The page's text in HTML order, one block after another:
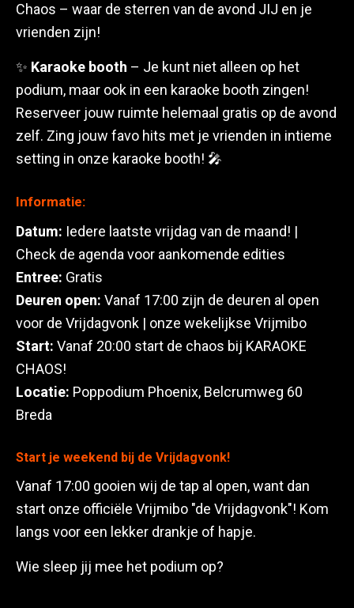
Chaos – waar de sterren van de avond JIJ en je
vrienden zijn!
✨ Karaoke booth – Je kunt niet alleen op het
podium, maar ook in een karaoke booth zingen!
Reserveer jouw ruimte helemaal gratis op de avond
zelf. Zing jouw favo hits met je vrienden in intieme
setting in onze karaoke booth! 🎤
Informatie:
Datum: Iedere laatste vrijdag van de maand! |
Check de agenda voor aankomende edities
Entree: Gratis
Deuren open: Vanaf 17:00 zijn de deuren al open
voor de Vrijdagvonk | onze wekelijkse Vrijmibo
Start: Vanaf 20:00 start de chaos bij KARAOKE
CHAOS!
Locatie: Poppodium Phoenix, Belcrumweg 60
Breda
Start je weekend bij de Vrijdagvonk!
Vanaf 17:00 gooien wij de tap al open, want dan
start onze officiële Vrijmibo "de Vrijdagvonk"! Kom
langs voor een lekker drankje of hapje.
Wie sleep jij mee het podium op?